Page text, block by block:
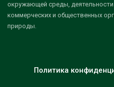
окружающей среды,
коммерческих и общественных
природы.
Политика